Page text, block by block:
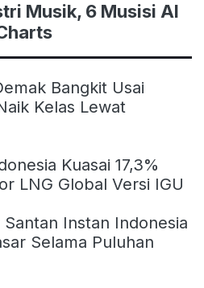
Musik, 6 Musisi AI
Bangkit Usai
Kelas Lewat
Kuasai 17,3%
LNG Global Versi IGU
Instan Indonesia
Selama Puluhan